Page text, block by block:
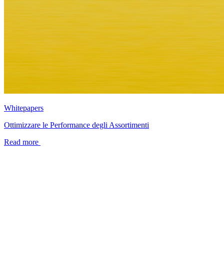
Whitepapers
Ottimizzare le Performance degli Assortimenti
Read more